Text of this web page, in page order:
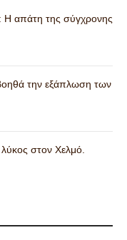
απάτη της σύγχρονης
την εξάπλωση των
στον Χελμό.